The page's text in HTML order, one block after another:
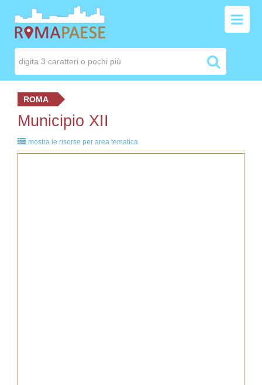
ROMA
Municipio XII
mostra le risorse per area tematica